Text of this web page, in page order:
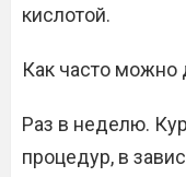
кислотой.
Как часто можно
Раз в неделю.
процедур, в